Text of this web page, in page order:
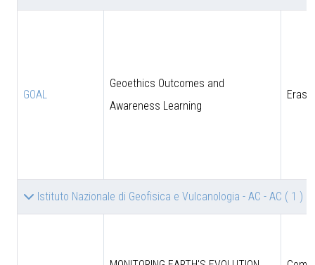
GOAL
Geoethics Outcomes and
Awareness Learning
Istituto Nazionale di Geofisica e Vulcanologia - AC - AC ( 1 )